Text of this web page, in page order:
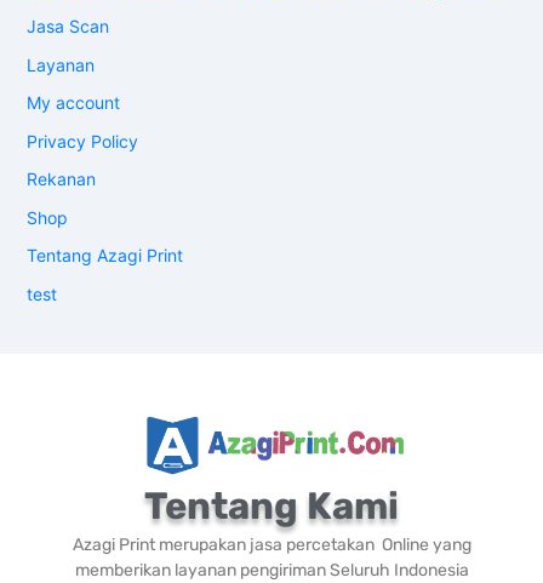
Jasa Scan
Layanan
My account
Privacy Policy
Rekanan
Shop
Tentang Azagi Print
test
Tentang Kami
Azagi Print merupakan jasa percetakan Online yang
memberikan layanan pengiriman Seluruh Indonesia